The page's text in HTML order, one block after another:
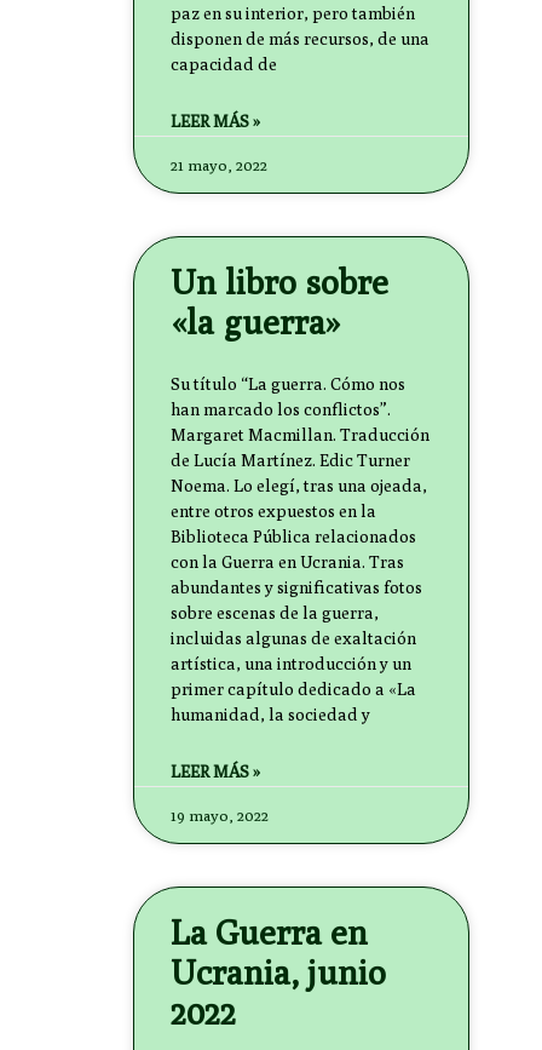
paz en su interior, pero también
disponen de más recursos, de una
capacidad de
LEER MÁS »
21 mayo, 2022
Un libro sobre
«la guerra»
Su título “La guerra. Cómo nos
han marcado los conflictos”.
Margaret Macmillan. Traducción
de Lucía Martínez. Edic Turner
Noema. Lo elegí, tras una ojeada,
entre otros expuestos en la
Biblioteca Pública relacionados
con la Guerra en Ucrania. Tras
abundantes y significativas fotos
sobre escenas de la guerra,
incluidas algunas de exaltación
artística, una introducción y un
primer capítulo dedicado a «La
humanidad, la sociedad y
LEER MÁS »
19 mayo, 2022
La Guerra en
Ucrania, junio
2022